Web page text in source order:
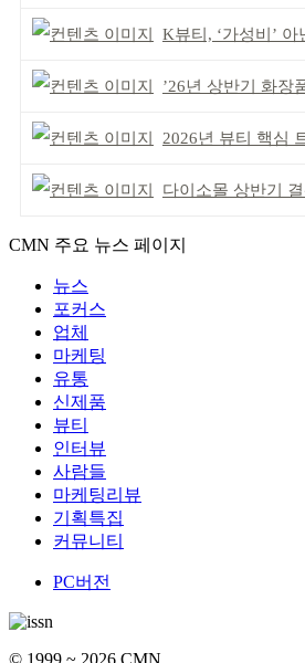
K뷰티, ‘가성비’ 아닌 ‘프
’26년 상반기 화장품 수
2026년 뷰티 핵심 트렌
다이소몰 상반기
CMN 주요 뉴스 페이지
뉴스
포커스
업체
마케팅
유통
신제품
뷰티
인터뷰
사람들
마케팅리뷰
기획특집
커뮤니티
PC버전
© 1999 ~ 2026 CMN